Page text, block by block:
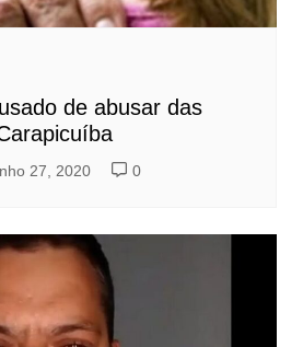
de abusar das
27, 2020 0